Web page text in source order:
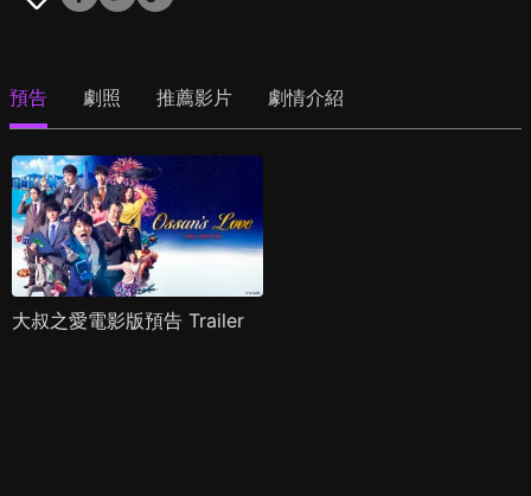
預告 劇照 推薦影片 劇情介紹
大叔之愛電影版預告 Trailer